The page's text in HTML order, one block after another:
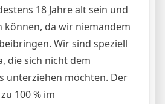
18 Jahre alt sein und
können, da wir niemandem
Wir sind speziell
die sich nicht dem
unterziehen möchten. Der
100 % im